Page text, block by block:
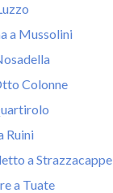
a Mussolini
Colonne
Ruini
a Strazzacappe
a Tuate